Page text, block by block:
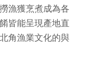
漁獲烹煮成為各
皆能呈現產地直
角漁業文化的與